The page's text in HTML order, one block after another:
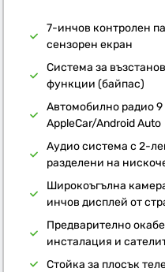
7-инчов контролен
сензорен екран
Система за
функции (байпас)
Автомобилно радио 9
AppleCar/Android Auto
Аудио система с 2-
разделени на
Широкоъгълна
инчов дисплей от
Предварително
инсталация и
Стойка за плосък